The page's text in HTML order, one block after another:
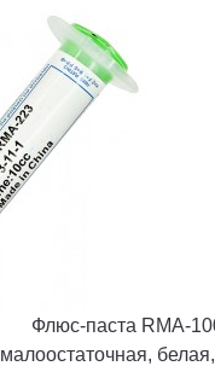
Флюс-паста RMA-
малоостаточная,